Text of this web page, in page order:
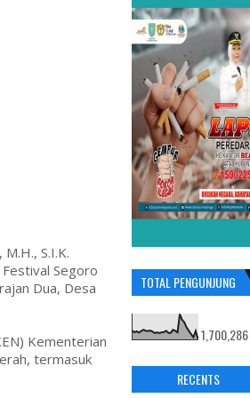
S.I.K.
Segoro
Dua, Desa
Kementerian
termasuk
TOTAL PENGUNJUNG
1,700,286
RECENTS